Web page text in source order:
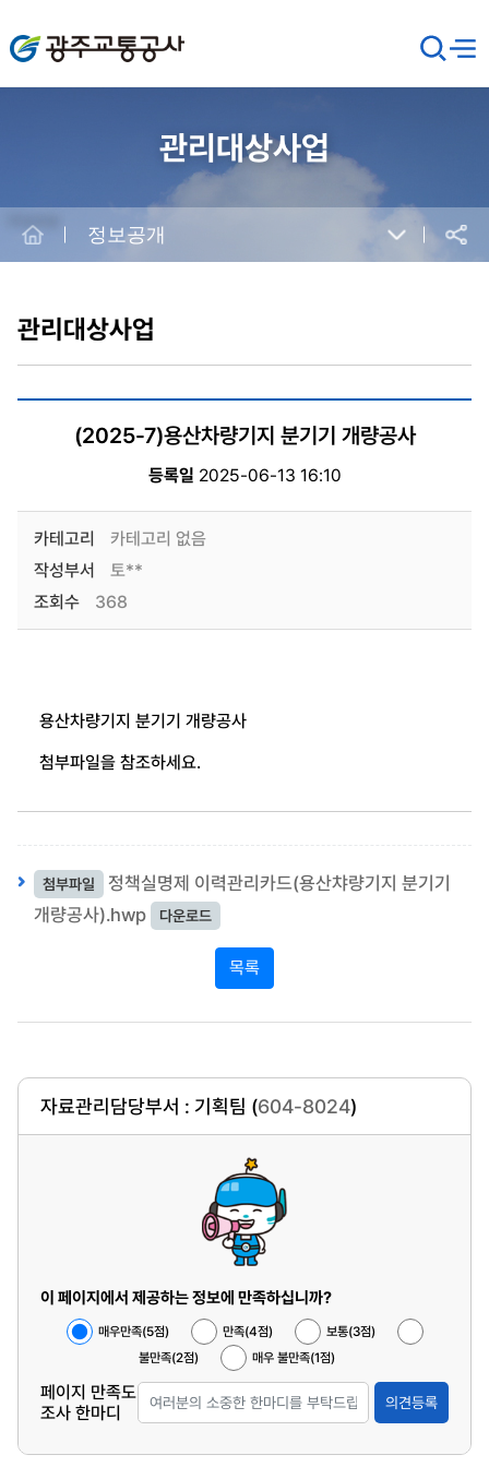
광주교통공사
검
색
창
메뉴
관리대상사업
공유
정보공개
관리대상사업
(2025-7)용산차량기지 분기기 개량공사
등록일 2025-06-13 16:10
카테고리
카테고리 없음
작성부서
토**
조회수
368
용산차량기지 분기기 개량공사
첨부파일을 참조하세요.
첨부파일
정책실명제 이력관리카드(용산챠량기지 분기기
개량공사).hwp
다운로드
목록
자료관리담당부서 : 기획팀 (604-8024)
이 페이지에서 제공하는 정보에 만족하십니까?
매우만족(5점) 만족(4점)
보통(3점)
불만족(2점)
매우 불만족(1점)
페이지 만족도
조사 한마디
의견등록